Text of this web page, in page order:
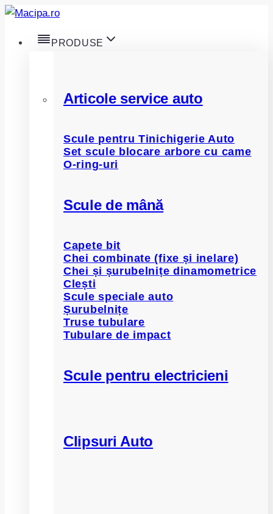
Skip
content
PRODUSE
Articole service auto
Scule pentru Tinichigerie Auto
Set scule blocare arbore cu came
O-ring-uri
Scule de mână
Capete bit
Chei combinate (fixe și inelare)
Chei și șurubelnițe dinamometrice
Clești
Scule speciale auto
Șurubelnițe
Truse tubulare
Tubulare de impact
Scule pentru electricieni
Clipsuri Auto